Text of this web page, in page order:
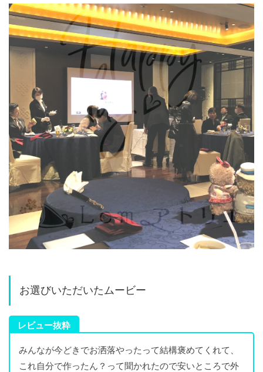
お選びいただいたムービー
レビュー抜粋
みんなが今どきでお洒落やったって結構褒めてくれて、
これ自分で作ったん？って聞かれたので安いところで外